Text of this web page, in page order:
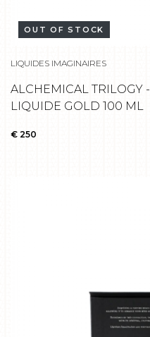
OUT OF STOCK
LIQUIDES IMAGINAIRES
ALCHEMICAL TRILOGY -
LIQUIDE GOLD 100 ML
€ 250